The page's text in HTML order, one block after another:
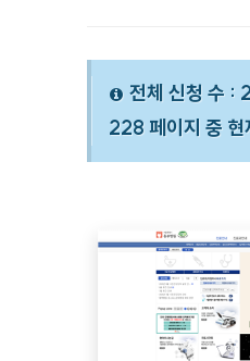
전체 신청 수 :
228 페이지 중 현